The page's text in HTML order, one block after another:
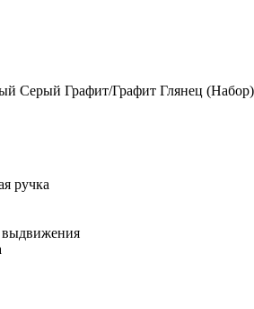
Серый Графит/Графит Глянец (Набор)
ручка